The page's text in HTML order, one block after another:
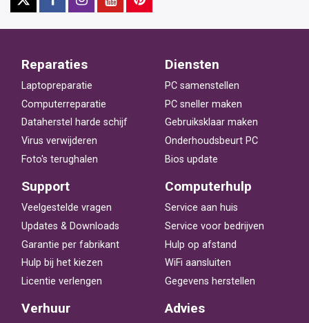
Reparaties
Laptopreparatie
Computerreparatie
Dataherstel harde schijf
Virus verwijderen
Foto's terughalen
Diensten
PC samenstellen
PC sneller maken
Gebruiksklaar maken
Onderhoudsbeurt PC
Bios update
Support
Veelgestelde vragen
Updates & Downloads
Garantie per fabrikant
Hulp bij het kiezen
Licentie verlengen
Computerhulp
Service aan huis
Service voor bedrijven
Hulp op afstand
WiFi aansluiten
Gegevens herstellen
Verhuur Advies